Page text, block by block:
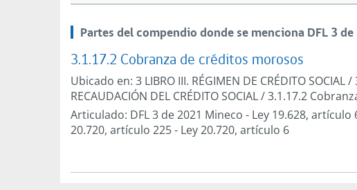
Partes del compendio donde se menciona DFL 3
3.1.17.2 Cobranza de créditos morosos
Ubicado en: 3 LIBRO III. RÉGIMEN DE CRÉDITO SOCIAL/
RECAUDACIÓN DEL CRÉDITO SOCIAL/3.1.17.2
Articulado: DFL 3 de 2021 Mineco - Ley 19.628, artículo
20.720, artículo 225- Ley 20.720, artículo 6